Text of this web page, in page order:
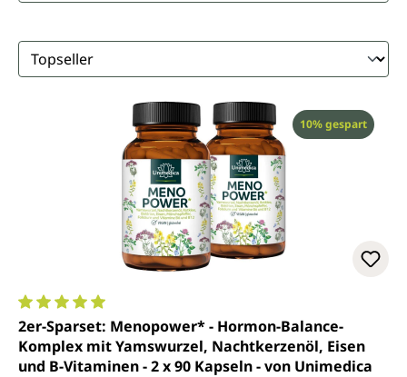
Rabatt
10% gespart
Durchschnittliche Bewertung von 5 von 5 Sternen
2er-Sparset: Menopower* - Hormon-Balance-
Komplex mit Yamswurzel, Nachtkerzenöl, Eisen
und B-Vitaminen - 2 x 90 Kapseln - von Unimedica